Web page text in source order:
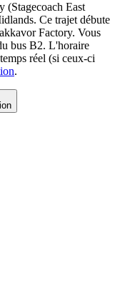
(Stagecoach East
Ce trajet débute
Factory. Vous
bus B2. L'horaire
réel (si ceux-ci
.